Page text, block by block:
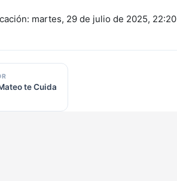
martes, 29 de julio de 2025, 22:20
te Cuida